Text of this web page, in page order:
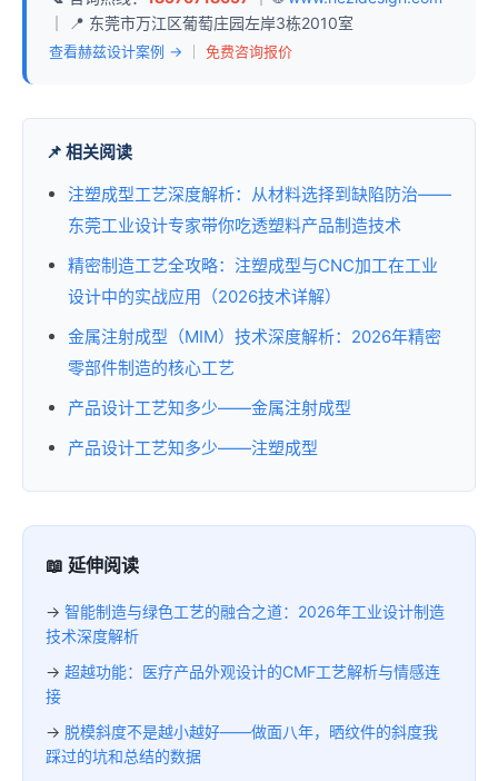
｜ 📍 东莞市万江区葡萄庄园左岸3栋2010室
查看赫兹设计案例 → 免费咨询报价
📌 相关阅读
注塑成型工艺深度解析：从材料选择到缺陷防治——
东莞工业设计专家带你吃透塑料产品制造技术
精密制造工艺全攻略：注塑成型与CNC加工在工业
设计中的实战应用（2026技术详解）
金属注射成型（MIM）技术深度解析：2026年精密
零部件制造的核心工艺
产品设计工艺知多少——金属注射成型
产品设计工艺知多少——注塑成型
📖 延伸阅读
→ 智能制造与绿色工艺的融合之道：2026年工业设计制造
技术深度解析
→ 超越功能：医疗产品外观设计的CMF工艺解析与情感连
接
→ 脱模斜度不是越小越好——做面八年，晒纹件的斜度我
踩过的坑和总结的数据